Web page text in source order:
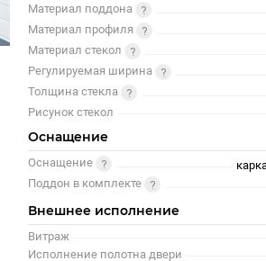
Материал поддона
Материал профиля
Материал стекол
Регулируемая ширина
Толщина стекла
Рисунок стекол
Оснащение
Оснащение
Поддон в комплекте
Внешнее исполнение
Витраж
Исполнение полотна двери